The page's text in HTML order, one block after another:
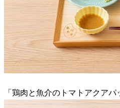
「鶏肉と魚介のトマトアクア